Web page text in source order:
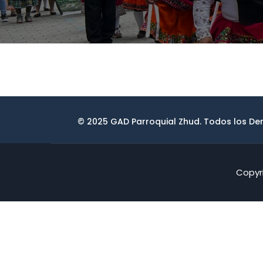
© 2025 GAD Parroquial Zhud. Todos los